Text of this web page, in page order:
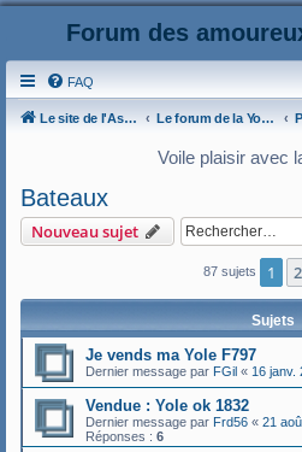
Forum des
FAQ
Le site de l'AspryOK Le forum de la Yole-OK
Voile plaisir avec
Bateaux
Nouveau sujet
87 sujets 1 2
Sujets
Je vends ma Yole F797
Dernier message par FGil « 16 janv.
Vendue : Yole ok 1832
Dernier message par Frd56 « 21
Réponses : 6